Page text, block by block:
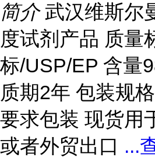
简介 武汉维斯尔
度试剂产品 质量
标/USP/EP 含量
质期2年 包装规
要求包装 现货用
或者外贸出口 ...